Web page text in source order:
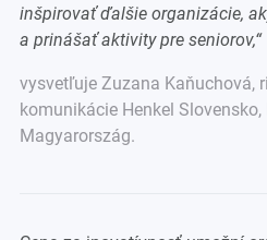
inšpirovať ďalšie organizácie,
a prinášať aktivity pre seniorov,“
vysvetľuje Zuzana Kaňuchová,
komunikácie Henkel Slovensko,
Magyarország.